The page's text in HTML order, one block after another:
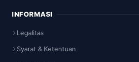
INFORMASI
Legalitas
Syarat & Ketentuan